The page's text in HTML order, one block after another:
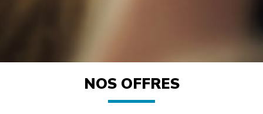
NOS OFFRES